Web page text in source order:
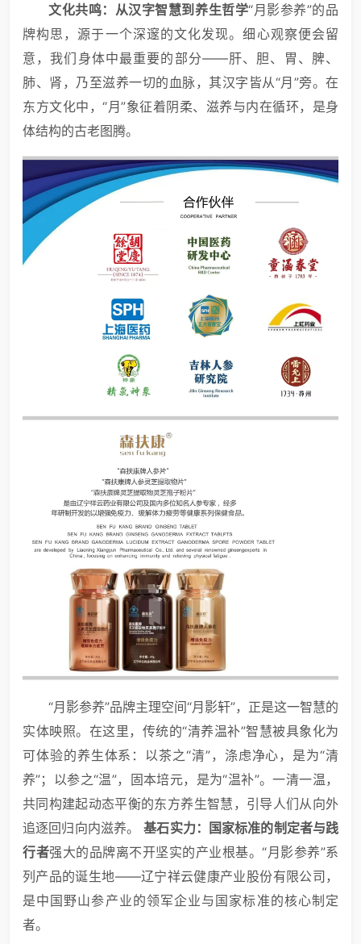
文化共鸣：从汉字智慧到养生哲学“月影参养”的品
牌构思，源于一个深邃的文化发现。细心观察便会留
意，我们身体中最重要的部分——肝、胆、胃、脾、
肺、肾，乃至滋养一切的血脉，其汉字皆从“月”旁。在
东方文化中，“月”象征着阴柔、滋养与内在循环，是身
体结构的古老图腾。
“月影参养”品牌主理空间“月影轩”，正是这一智慧的
实体映照。在这里，传统的“清养温补”智慧被具象化为
可体验的养生体系：以茶之“清”，涤虑净心，是为“清
养”；以参之“温”，固本培元，是为“温补”。一清一温，
共同构建起动态平衡的东方养生智慧，引导人们从向外
追逐回归向内滋养。基石实力：国家标准的制定者与践
行者强大的品牌离不开坚实的产业根基。“月影参养”系
列产品的诞生地——辽宁祥云健康产业股份有限公司，
是中国野山参产业的领军企业与国家标准的核心制定
者。